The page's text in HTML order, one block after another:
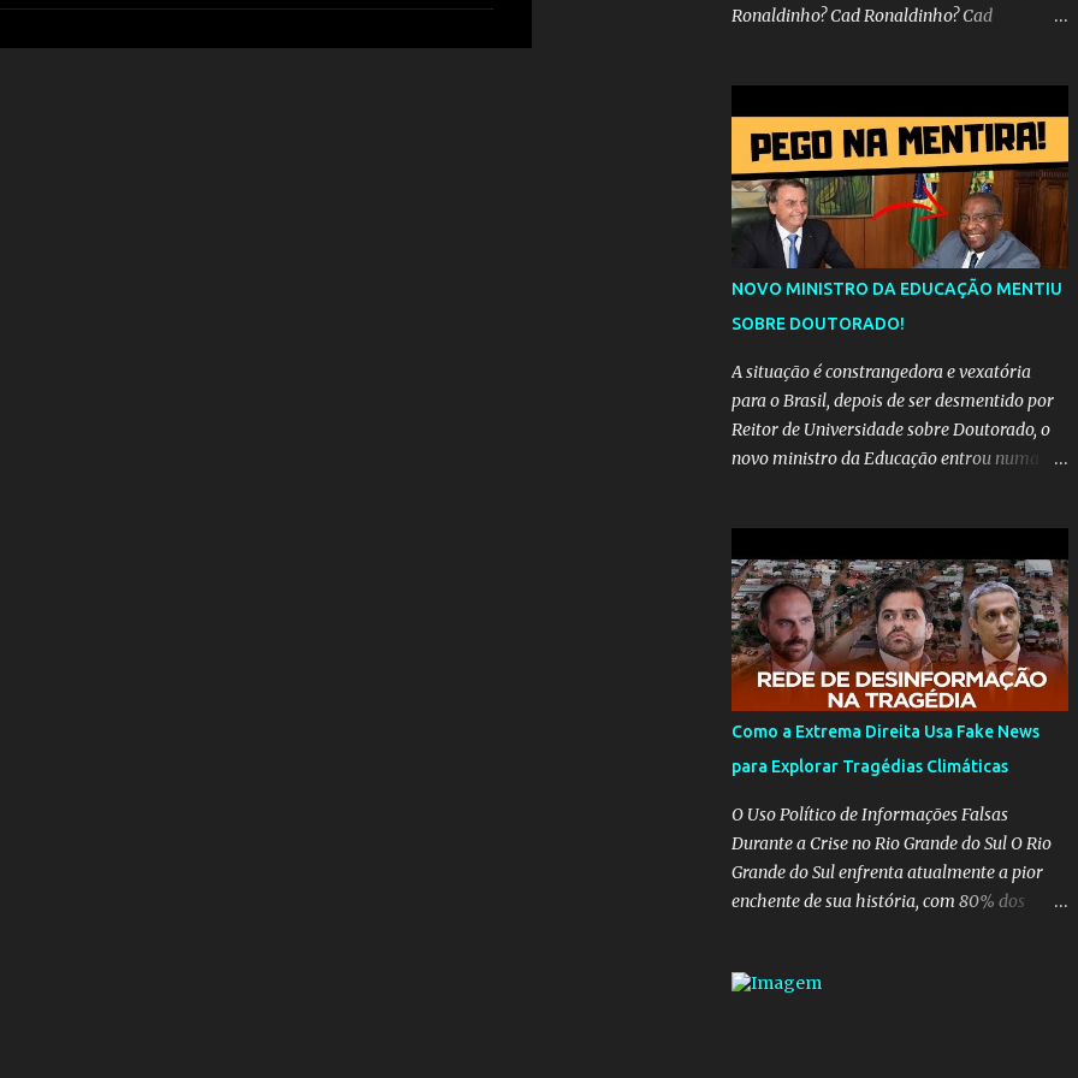
Ronaldinho? Cad Ronaldinho? Cad
NOVO MINISTRO DA EDUCAÇÃO MENTIU
SOBRE DOUTORADO!
A situação é constrangedora e vexatória
para o Brasil, depois de ser desmentido por
Reitor de Universidade sobre Doutorado, o
novo ministro da Educação entrou numa
muito preocupante. Como confiar em
alguém que mente sobre o próprio
currículo? O ministério da Educação é um
dos mais importantes do governo, em um
ano e meio vai ter o seu terceiro ministro no
comando, depois da insensatez de Vélez e as
que a ala influenciada por Olavo de
Carvalho tinha perdido força na gestão...
Mas as mentiras de Carlos Alberto Decotelli
podem trazer mais problemas do que
soluções a Educação brasileira, afinal de
esta querendo auferir vantagens pessoais
Como a Extrema Direita Usa Fake News
para Explorar Tragédias Climáticas
O Uso Político de Informações Falsas
Durante a Crise no Rio Grande do Sul O Rio
Grande do Sul enfrenta atualmente a pior
enchente de sua história, com 80% dos
muitos se mobilizam para realizar resgates